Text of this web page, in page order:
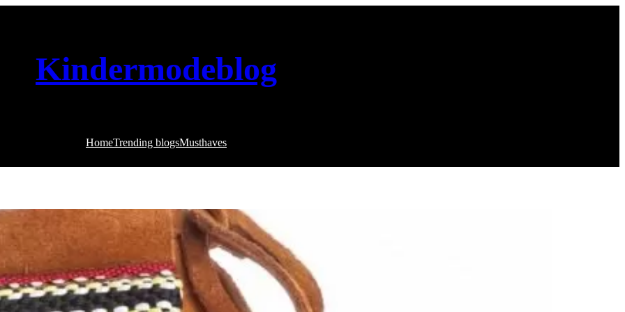
Kindermodeblog
HomeTrending blogsMusthaves